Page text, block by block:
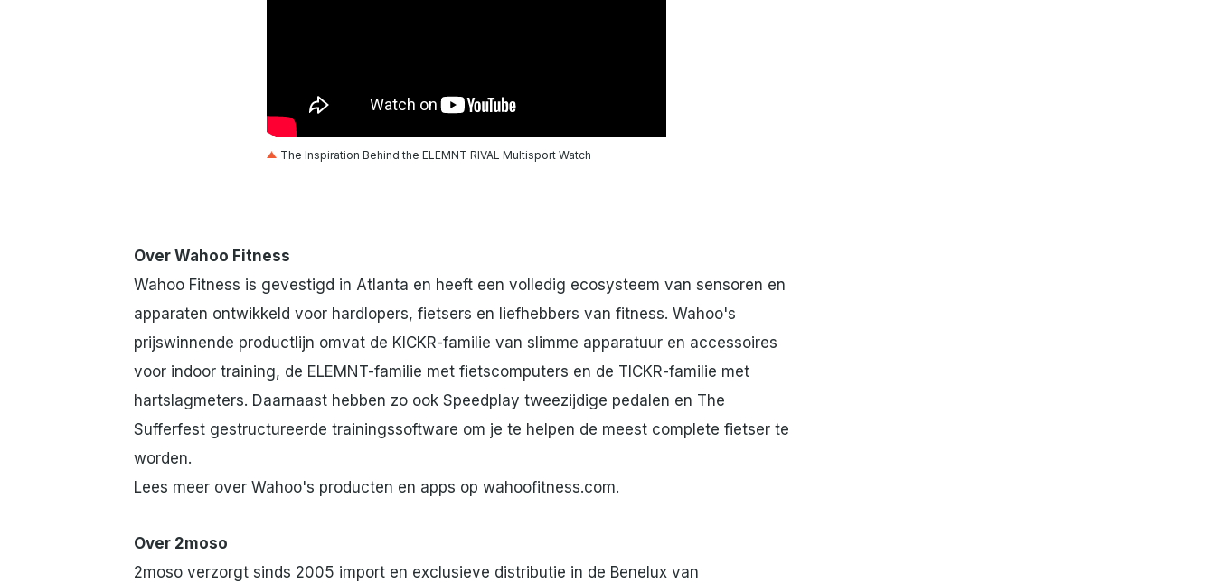
The Inspiration Behind the ELEMNT RIVAL Multisport Watch
Over Wahoo Fitness
Wahoo Fitness is gevestigd in Atlanta en heeft een volledig ecosysteem van sensoren en
apparaten ontwikkeld voor hardlopers, fietsers en liefhebbers van fitness. Wahoo's
prijswinnende productlijn omvat de KICKR-familie van slimme apparatuur en accessoires
voor indoor training, de ELEMNT-familie met fietscomputers en de TICKR-familie met
hartslagmeters. Daarnaast hebben zo ook Speedplay tweezijdige pedalen en The
Sufferfest gestructureerde trainingssoftware om je te helpen de meest complete fietser te
worden.
Lees meer over Wahoo's producten en apps op wahoofitness.com.
Over 2moso
2moso verzorgt sinds 2005 import en exclusieve distributie in de Benelux van